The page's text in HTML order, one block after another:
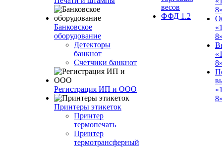
Банковское
оборудование
Детекторы
банкнот
Счетчики банкнот
Регистрация ИП и ООО
Принтеры этикеток
Принтер
термопечать
Принтер
термотрансферный
весов
ФФД 1.2